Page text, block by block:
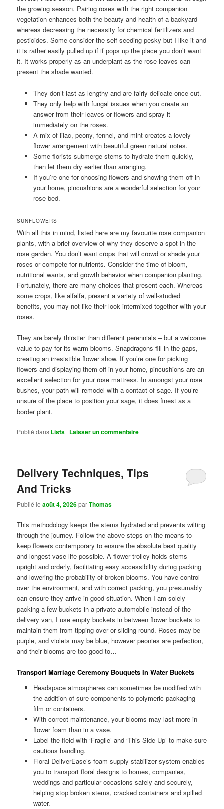
the growing season. Pairing roses with the right companion
vegetation enhances both the beauty and health of a backyard
whereas decreasing the necessity for chemical fertilizers and
pesticides. Some consider the self seeding pesky but I like it and
it is rather easily pulled up if if pops up the place you don’t want
it. It works properly as an underplant as the rose leaves can
present the shade wanted.
They don’t last as lengthy and are fairly delicate once cut.
They only help with fungal issues when you create an
answer from their leaves or flowers and spray it
immediately on the roses.
A mix of lilac, peony, fennel, and mint creates a lovely
flower arrangement with beautiful green natural notes.
Some florists submerge stems to hydrate them quickly,
then let them dry earlier than arranging.
If you’re one for choosing flowers and showing them off in
your home, pincushions are a wonderful selection for your
rose bed.
SUNFLOWERS
With all this in mind, listed here are my favourite rose companion
plants, with a brief overview of why they deserve a spot in the
rose garden. You don’t want crops that will crowd or shade your
roses or compete for nutrients. Consider the time of bloom,
nutritional wants, and growth behavior when companion planting.
Fortunately, there are many choices that present each. Whereas
some crops, like alfalfa, present a variety of well-studied
benefits, you may not like their look intermixed together with your
roses.
They are barely thirstier than different perennials – but a welcome
value to pay for its warm blooms. Snapdragons fill in the gaps,
creating an irresistible flower show. If you’re one for picking
flowers and displaying them off in your home, pincushions are an
excellent selection for your rose mattress. In amongst your rose
bushes, your path will remodel with a contact of sage. If you’re
unsure of the place to position your sage, it does finest as a
border plant.
Publié dans Lists | Laisser un commentaire
Delivery Techniques, Tips
And Tricks
Publié leaoût 4, 2026parThomas
This methodology keeps the stems hydrated and prevents wilting
through the journey. Follow the above steps on the means to
keep flowers contemporary to ensure the absolute best quality
and longest vase life possible. A flower trolley holds stems
upright and orderly, facilitating easy accessibility during packing
and lowering the probability of broken blooms. You have control
over the environment, and with correct packing, you presumably
can ensure they arrive in good situation. When I am solely
packing a few buckets in a private automobile instead of the
delivery van, I use empty buckets in between flower buckets to
maintain them from tipping over or sliding round. Roses may be
purple, and violets may be blue, however peonies are perfection,
and their blooms are too good to…
Transport Marriage Ceremony Bouquets In Water Buckets
Headspace atmospheres can sometimes be modified with
the addition of sure components to polymeric packaging
film or containers.
With correct maintenance, your blooms may last more in
flower foam than in a vase.
Label the field with ‘Fragile’ and ‘This Side Up’ to make sure
cautious handling.
Floral DeliverEase’s foam supply stabilizer system enables
you to transport floral designs to homes, companies,
weddings and particular occasions safely and securely,
helping stop broken stems, cracked containers and spilled
water.